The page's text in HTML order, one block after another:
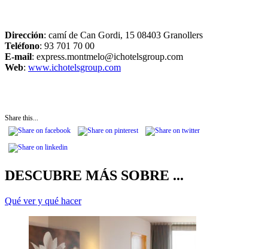
Dirección: camí de Can Gordi, 15 08403 Granollers
Teléfono: 93 701 70 00
E-mail: express.montmelo@ichotelsgroup.com
Web: www.ichotelsgroup.com
Share this...
DESCUBRE MÁS SOBRE ...
Qué ver y qué hacer